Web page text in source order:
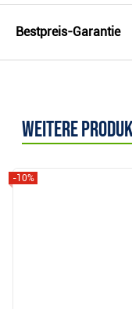
Bestpreis-Garantie
Weitere
-10%